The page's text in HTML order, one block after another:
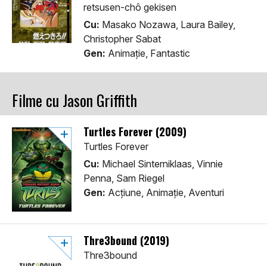
retsusen-chô gekisen
Cu: Masako Nozawa, Laura Bailey,
Christopher Sabat
Gen: Animaţie, Fantastic
Filme cu Jason Griffith
Turtles Forever (2009)
Turtles Forever
Cu: Michael Sinterniklaas, Vinnie
Penna, Sam Riegel
Gen: Acţiune, Animaţie, Aventuri
Thre3bound (2019)
Thre3bound